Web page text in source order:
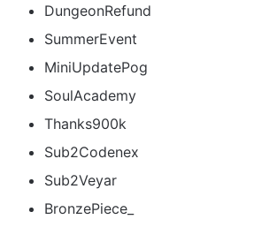
DungeonRefund
SummerEvent
MiniUpdatePog
SoulAcademy
Thanks900k
Sub2Codenex
Sub2Veyar
BronzePiece_